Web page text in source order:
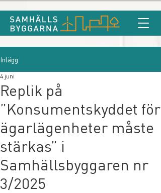
Inlägg
Replik på
”Konsumentskyddet för
ägarlägenheter måste
stärkas” i
Samhällsbyggaren nr
3/2025
4 juni